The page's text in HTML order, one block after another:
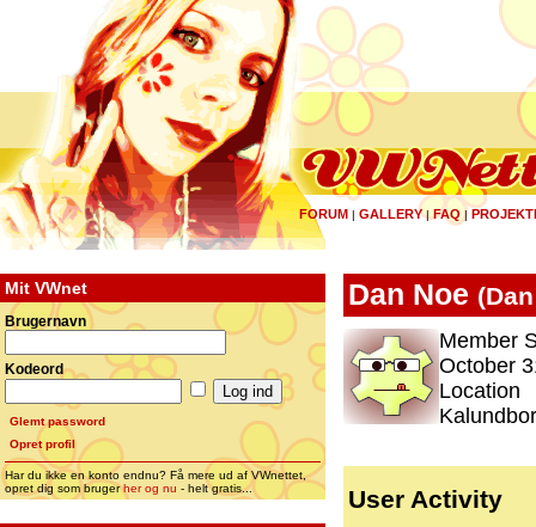
FORUM | GALLERY|FAQ |
Mit VWnet
Brugernavn
Kodeord
Glemt password
Opret profil
Har du ikke en konto endnu? Få mere ud af VWnettet,
opret dig som brugerher og nu - helt gratis...
Dan Noe (
Member
October
Location
User Activity